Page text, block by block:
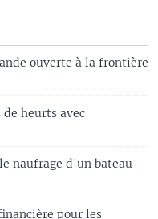
ouverte à la frontière
de heurts avec
naufrage d'un bateau
pour les